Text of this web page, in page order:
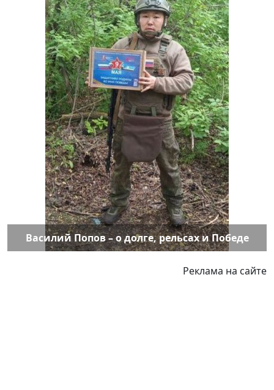
Василий Попов – о долге, рельсах и Победе
Реклама на сайте